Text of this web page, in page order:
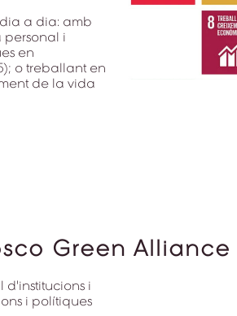
a dia: amb
personal i
en
o treballant en
de la vida
Green Alliance
d'institucions i
i polítiques